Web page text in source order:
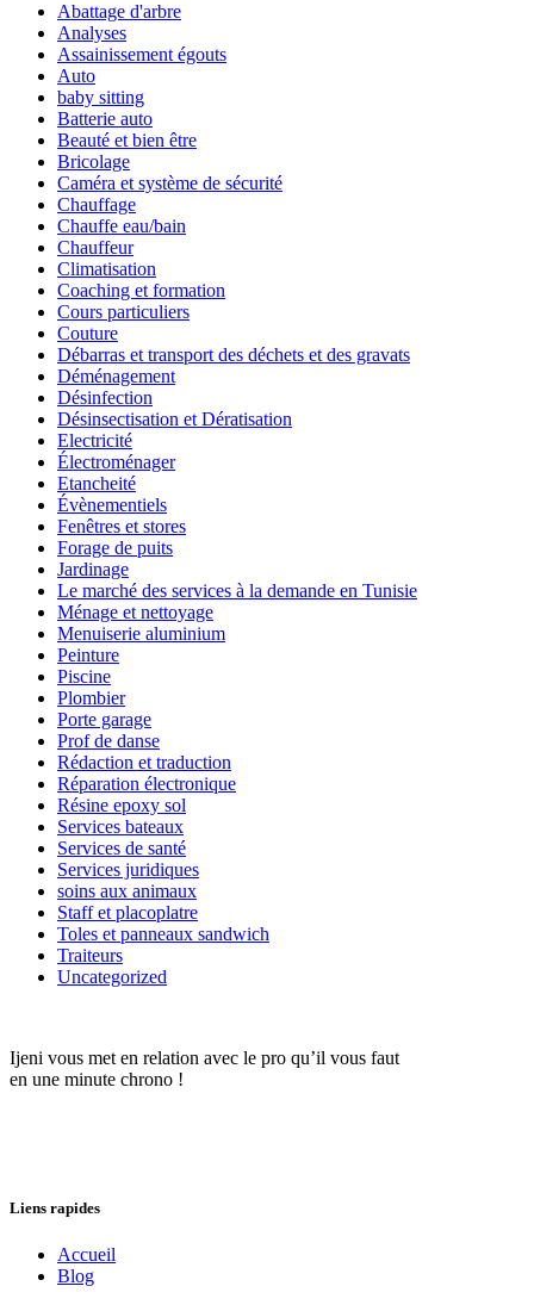
Abattage d'arbre
Analyses
Assainissement égouts
Auto
baby sitting
Batterie auto
Beauté et bien être
Bricolage
Caméra et système de sécurité
Chauffage
Chauffe eau/bain
Chauffeur
Climatisation
Coaching et formation
Cours particuliers
Couture
Débarras et transport des déchets et des gravats
Déménagement
Désinfection
Désinsectisation et Dératisation
Electricité
Électroménager
Etancheité
Évènementiels
Fenêtres et stores
Forage de puits
Jardinage
Le marché des services à la demande en Tunisie
Ménage et nettoyage
Menuiserie aluminium
Peinture
Piscine
Plombier
Porte garage
Prof de danse
Rédaction et traduction
Réparation électronique
Résine epoxy sol
Services bateaux
Services de santé
Services juridiques
soins aux animaux
Staff et placoplatre
Toles et panneaux sandwich
Traiteurs
Uncategorized
Ijeni vous met en relation avec le pro qu’il vous faut
en une minute chrono !
Liens rapides
Accueil
Blog